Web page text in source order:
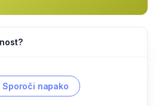
Sporoči napako